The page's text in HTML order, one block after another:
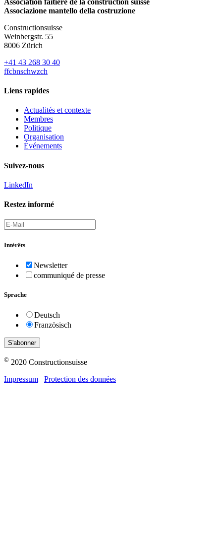
Associazione mantello della costruzione
Constructionsuisse
Weinbergstr. 55
8006 Zürich
+41 43 268 30 40
ffcbnschwzch
Liens rapides
Actualités et contexte
Membres
Politique
Organisation
Événements
Suivez-nous
LinkedIn
Restez informé
Intérêts
Newsletter
communiqué de presse
Sprache
Deutsch
Französisch
© 2020 Constructionsuisse
Impressum
Protection des données